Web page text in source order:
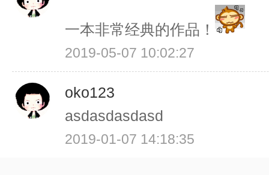
一本非常经典的作品！
2019-05-07 10:02:27
oko123
asdasdasdasd
2019-01-07 14:18:35